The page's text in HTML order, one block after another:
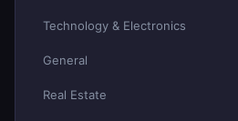
Technology & Electronics
General
Real Estate